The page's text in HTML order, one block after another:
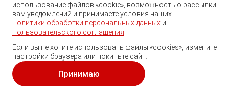
trade@ep-group.ru
© 2010-2024. Европолимер-Трейдинг.
Все права защищены.
Политика обработки персональных данных
использование файлов «cookie», возможностью рассылки
вам уведомлений и принимаете условия наших
Политики обработки персональных данных и
Пользовательского соглашения
Если вы не хотите использовать файлы «cookies», измените
настройки браузера или покиньте сайт.
Принимаю